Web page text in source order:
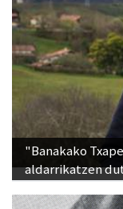
"Banakako
aldarrikatzen